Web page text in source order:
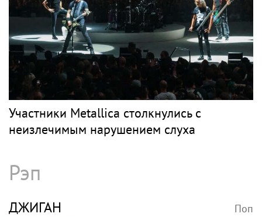
Участники Metallica столкнулись с
неизлечимым нарушением слуха
Рэп
ДЖИГАН Поп